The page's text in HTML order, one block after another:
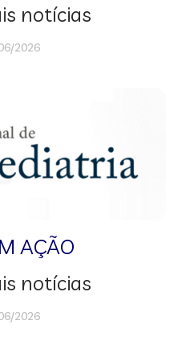
notícias
2026
AÇÃO
notícias
2026